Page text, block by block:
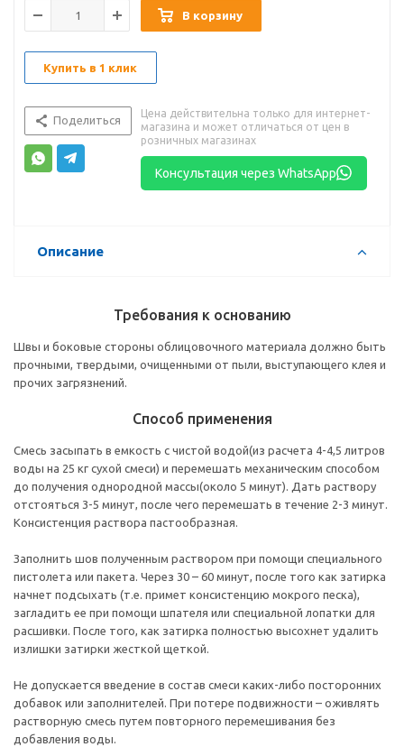
В корзину
Купить в 1 клик
Поделиться
Цена действительна только для интернет-
магазина и может отличаться от цен в
розничных магазинах
Консультация через WhatsApp
Описание
Требования к основанию
Швы и боковые стороны облицовочного материала должно быть
прочными, твердыми, очищенными от пыли, выступающего клея и
прочих загрязнений.
Способ применения
Смесь засыпать в емкость с чистой водой(из расчета 4-4,5 литров
воды на 25 кг сухой смеси) и перемешать механическим способом
до получения однородной массы(около 5 минут). Дать раствору
отстояться 3-5 минут, после чего перемешать в течение 2-3 минут.
Консистенция раствора пастообразная.
Заполнить шов полученным раствором при помощи специального
пистолета или пакета. Через 30 – 60 минут, после того как затирка
начнет подсыхать (т.е. примет консистенцию мокрого песка),
загладить ее при помощи шпателя или специальной лопатки для
расшивки. После того, как затирка полностью высохнет удалить
излишки затирки жесткой щеткой.
Не допускается введение в состав смеси каких-либо посторонних
добавок или заполнителей. При потере подвижности – оживлять
растворную смесь путем повторного перемешивания без
добавления воды.